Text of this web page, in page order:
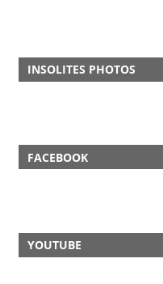
INSOLITES PHOTOS
FACEBOOK
YOUTUBE